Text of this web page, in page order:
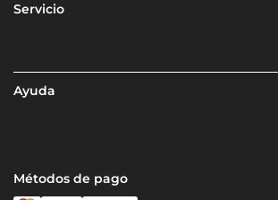
Servicio
Ayuda
Métodos de pago